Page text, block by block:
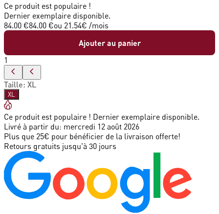
Ce produit est populaire !
Dernier exemplaire disponible.
84.00 €84.00 €ou 21.54€ /mois
Ajouter au panier
1
Taille: XL
XL
Ce produit est populaire ! Dernier exemplaire disponible.
Livré à partir du: mercredi 12 août 2026
Plus que 25€ pour bénéficier de la livraison offerte!
Retours gratuits jusqu'à 30 jours